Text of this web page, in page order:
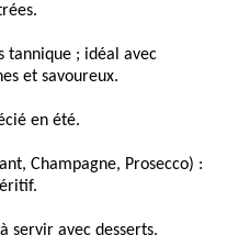
tannique ; idéal avec
et savoureux.
en été.
Champagne, Prosecco) :
servir avec desserts,